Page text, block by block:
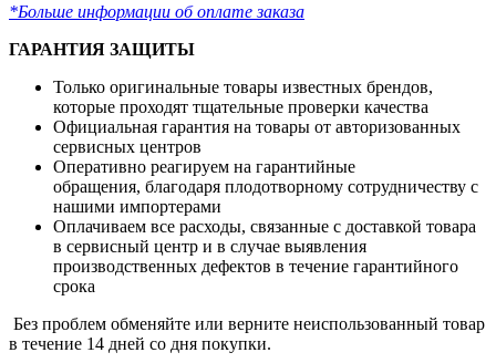
*Больше информации об оплате заказа
ГАРАНТИЯ ЗАЩИТЫ
Только оригинальные товары известных брендов,
которые проходят тщательные проверки качества
Официальная гарантия на товары от авторизованных
сервисных центров
Оперативно реагируем на гарантийные
обращения, благодаря плодотворному сотрудничеству с
нашими импортерами
Оплачиваем все расходы, связанные с доставкой товара
в сервисный центр и в случае выявления
производственных дефектов в течение гарантийного
срока
Без проблем обменяйте или верните неиспользованный товар
в течение 14 дней со дня покупки.